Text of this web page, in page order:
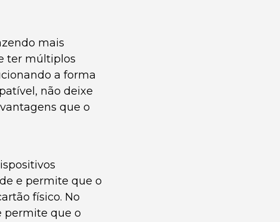
mais
ter múltiplos
a forma
não deixe
que o
e permite que o
físico. No
permite que o